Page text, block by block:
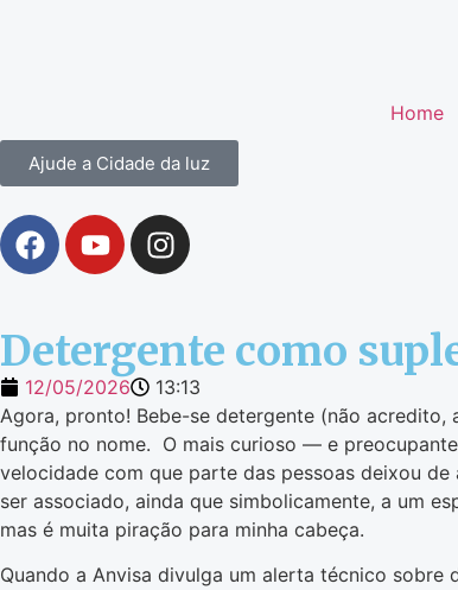
Home
Ajude a Cidade da luz
Detergente como
12/05/2026
13:13
Agora, pronto! Bebe-se detergente (não
função no nome. O mais curioso — e
velocidade com que parte das pessoas deixou
ser associado, ainda que simbolicamente, a um
mas é muita piração para minha cabeça.
Quando a Anvisa divulga um alerta técnico